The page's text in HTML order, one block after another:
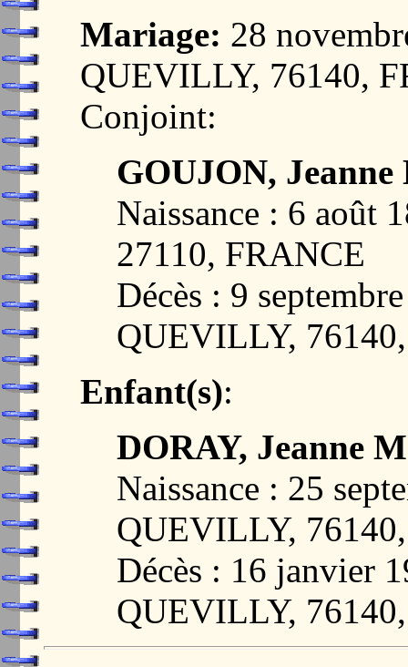
Mariage: 28
QUEVILLY, 76140,
Conjoint:
GOUJON,
Naissance : 6 août
27110, FRANCE
Décès : 9
QUEVILLY,
Enfant(s):
DORAY, Jeanne
Naissance : 25
QUEVILLY,
Décès : 16 janvier
QUEVILLY,